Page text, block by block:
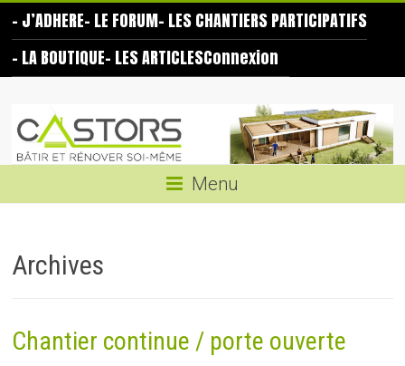
content
– J’ADHERE– LE FORUM– LES CHANTIERS PARTICIPATIFS
– LA BOUTIQUE– LES ARTICLESConnexion
Castors
même
Menu
Archives
Chantier continue / porte ouverte